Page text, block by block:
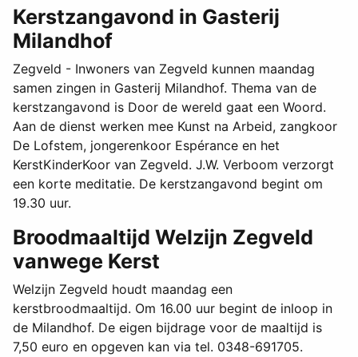
Kerstzangavond in Gasterij
Milandhof
Zegveld - Inwoners van Zegveld kunnen maandag
samen zingen in Gasterij Milandhof. Thema van de
kerstzangavond is Door de wereld gaat een Woord.
Aan de dienst werken mee Kunst na Arbeid, zangkoor
De Lofstem, jongerenkoor Espérance en het
KerstKinderKoor van Zegveld. J.W. Verboom verzorgt
een korte meditatie. De kerstzangavond begint om
19.30 uur.
Broodmaaltijd Welzijn Zegveld
vanwege Kerst
Welzijn Zegveld houdt maandag een
kerstbroodmaaltijd. Om 16.00 uur begint de inloop in
de Milandhof. De eigen bijdrage voor de maaltijd is
7,50 euro en opgeven kan via tel. 0348-691705.